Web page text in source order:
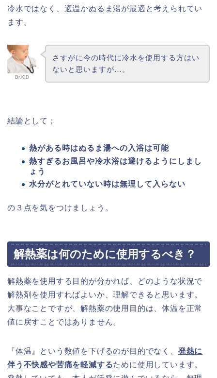
冷水ではなく、適温かぬるま湯が最適と考えられてい
ます。
Dr.KID
さすがに今の時代に冷水を使用する方はい
ないと思いますが…。
結論として；
熱がある時はぬるま湯への入浴は可能
熱すぎるお風呂や冷水浴は避けるようにしまし
ょう
水分がとれていない時は無理して入らない
の３点を気をつけましょう。
解熱薬は何のために使用するべき？
解熱薬を使用する目的が分かれば、どのような状況で
解熱剤を使用すればよいか、理解できると思います。
大事なことですが、解熱薬の使用目的は、体温を正常
値に戻すことではありません。
『体温』という数値を下げるのが目的でなく、 発熱に
伴う不快感や苦痛を軽減するために使用しています。